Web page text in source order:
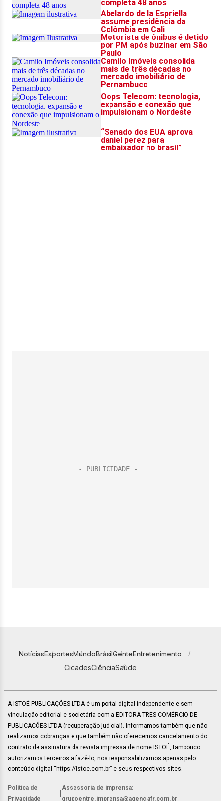
NotíciasEsportesMundoBrasilGenteEntretenimento
CidadesCiênciaSaúde
A ISTOÉ PUBLICAÇÕES LTDA é um portal digital independente e sem
vinculação editorial e societária com a EDITORA TRES COMÉRCIO DE
PUBLICACÕES LTDA (recuperação judicial). Informamos também que não
realizamos cobranças e que também não oferecemos cancelamento do
contrato de assinatura da revista impressa de nome ISTOÉ, tampouco
autorizamos terceiros a fazê-lo, nos responsabilizamos apenas pelo
conteúdo digital “https://istoe.com.br” e seus respectivos sites.
Política de
Privacidade
Assessoria de imprensa:
grupoentre.imprensa@agenciafr.com.br